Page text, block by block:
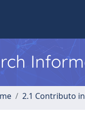
2.1 Contributo